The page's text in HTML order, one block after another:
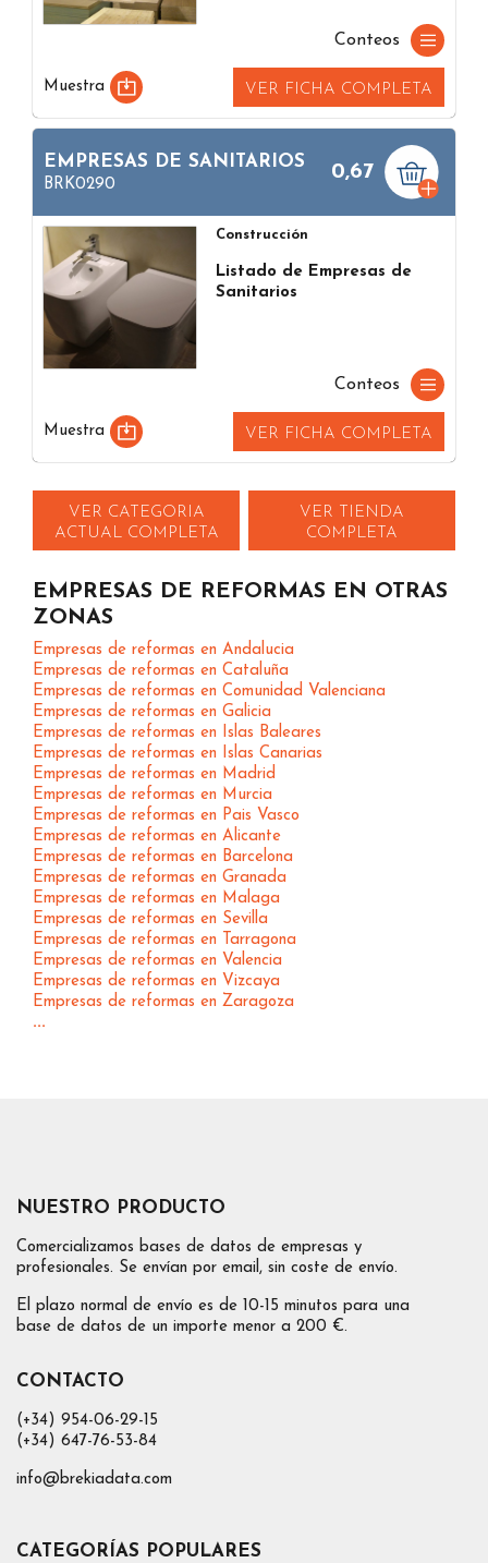
Conteos
Muestra VER FICHA COMPLETA
EMPRESAS DE SANITARIOS
BRK0290
0,67
Construcción
Listado de Empresas de
Sanitarios
Conteos
Muestra VER FICHA COMPLETA
VER CATEGORIA
ACTUAL COMPLETA
VER TIENDA
COMPLETA
EMPRESAS DE REFORMAS EN OTRAS
ZONAS
Empresas de reformas en Andalucia
Empresas de reformas en Cataluña
Empresas de reformas en Comunidad Valenciana
Empresas de reformas en Galicia
Empresas de reformas en Islas Baleares
Empresas de reformas en Islas Canarias
Empresas de reformas en Madrid
Empresas de reformas en Murcia
Empresas de reformas en Pais Vasco
Empresas de reformas en Alicante
Empresas de reformas en Barcelona
Empresas de reformas en Granada
Empresas de reformas en Malaga
Empresas de reformas en Sevilla
Empresas de reformas en Tarragona
Empresas de reformas en Valencia
Empresas de reformas en Vizcaya
Empresas de reformas en Zaragoza
...
NUESTRO PRODUCTO
Comercializamos bases de datos de empresas y
profesionales. Se envían por email, sin coste de envío.
El plazo normal de envío es de 10-15 minutos para una
base de datos de un importe menor a 200 €.
CONTACTO
(+34) 954-06-29-15
(+34) 647-76-53-84
info@brekiadata.com
CATEGORÍAS POPULARES